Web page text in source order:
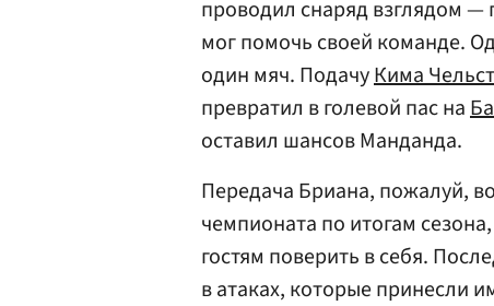
проводил снаряд взглядом
мог помочь своей команде.
один мяч. ПодачуКима
превратил в голевой пас на
оставил шансов Манданда.
Передача Бриана, пожалуй,
чемпионата по итогам
гостям поверить в себя.
в атаках, которые принесли